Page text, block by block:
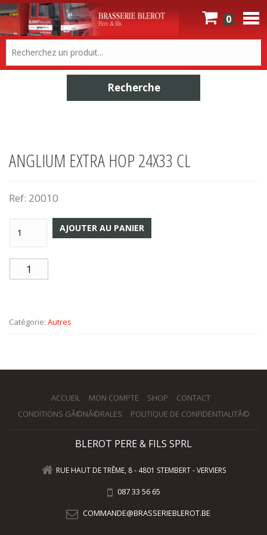
0
ANGLIUM EXTRA HOP 24X33 CL
Ref: 20010
AJOUTER AU PANIER
Catégorie: Autres
ACCUEIL MON COMPTE SHOP
CONTACT
CONDITIONS GÃ©NÃ©RALES
POLITIQUE DE CONFIDENTIALITÃ©
BLEROT PERE & FILS SPRL
RUE HAUT DE TRÊME, 8 - 4801 STEMBERT - VERVIERS
087 33 56 65
COMMANDE@BRASSERIEBLEROT.BE